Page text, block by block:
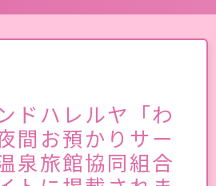
ドハレルヤ「わ
間お預かりサー
泉旅館協同組合